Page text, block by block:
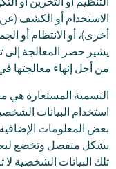
التنظيم أو التخزين أو
الاستخدام أو الكشف (عن
أخرى)، أو الانتظام أو
يشير حصر المعالجة إلى
من أجل إنهاء معالجتها
التسمية المستعارة هي
استخدام البيانات
بعض المعلومات
بشكل منفصل وتخضع
تلك البيانات الشخصية